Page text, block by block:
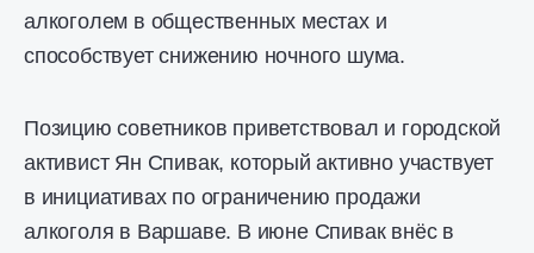
алкоголем в общественных местах и
способствует снижению ночного шума.
Позицию советников приветствовал и городской
активист Ян Спивак, который активно участвует
в инициативах по ограничению продажи
алкоголя в Варшаве. В июне Спивак внёс в